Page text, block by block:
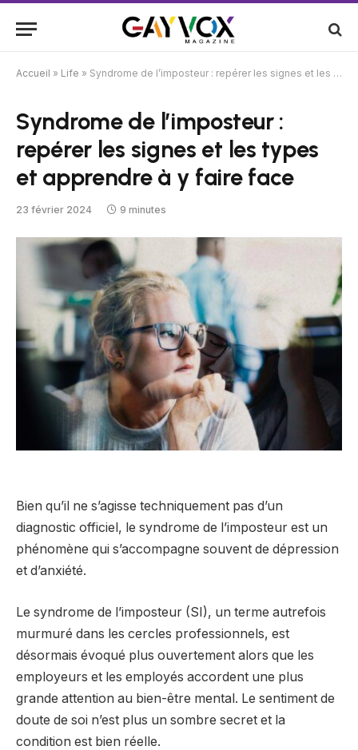
Accueil » Life » Syndrome de l’imposteur : repérer les signes et les types et apprendre à y faire face
Syndrome de l’imposteur :
repérer les signes et les types
et apprendre à y faire face
23 février 2024 9 minutes
Bien qu’il ne s’agisse techniquement pas d’un
diagnostic officiel, le syndrome de l’imposteur est un
phénomène qui s’accompagne souvent de dépression
et d’anxiété.
Le syndrome de l’imposteur (SI), un terme autrefois
murmuré dans les cercles professionnels, est
désormais évoqué plus ouvertement alors que les
employeurs et les employés accordent une plus
grande attention au bien-être mental. Le sentiment de
doute de soi n’est plus un sombre secret et la
condition est bien réelle.